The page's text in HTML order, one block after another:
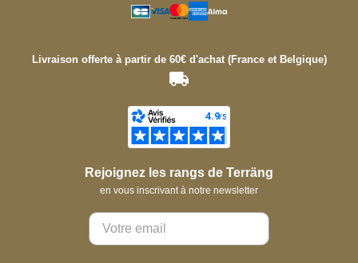
Livraison offerte à partir de 60€ d'achat (France et Belgique)
Rejoignez les rangs de Terräng
en vous inscrivant à notre newsletter